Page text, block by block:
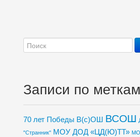
Записи по меткам
70 лет Победы В(с)ОШ ВСОШ
"Странник" МОУ ДОД «ЦД(Ю)ТТ»